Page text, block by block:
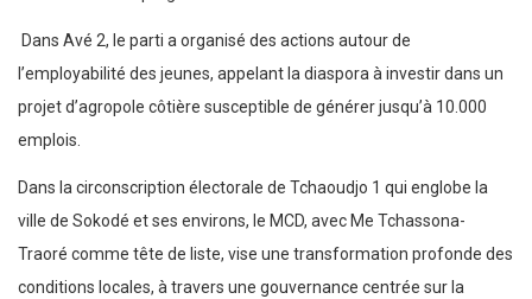
Dans Avé 2, le parti a organisé des actions autour de
l’employabilité des jeunes, appelant la diaspora à investir dans un
projet d’agropole côtière susceptible de générer jusqu’à 10.000
emplois.
Dans la circonscription électorale de Tchaoudjo 1 qui englobe la
ville de Sokodé et ses environs, le MCD, avec Me Tchassona-
Traoré comme tête de liste, vise une transformation profonde des
conditions locales, à travers une gouvernance centrée sur la